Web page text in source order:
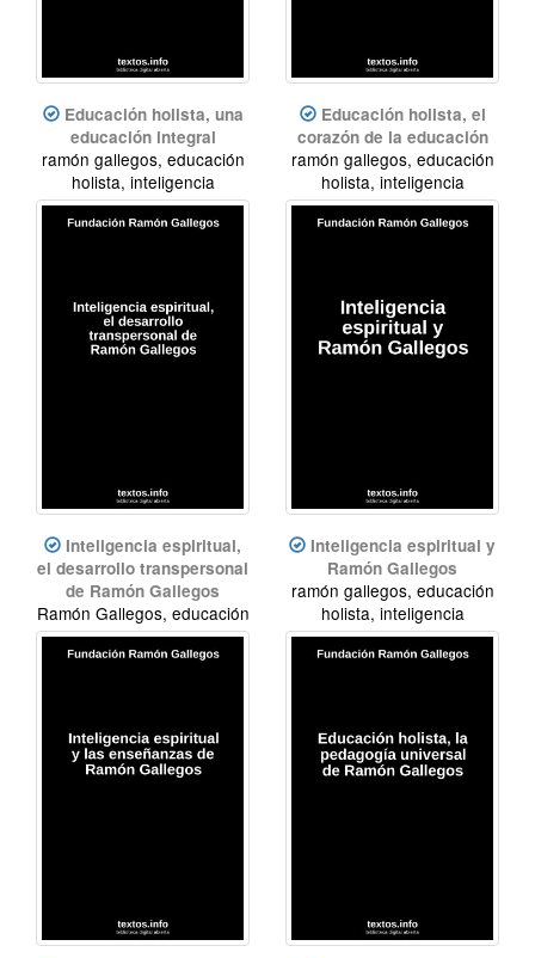
Educación holista, una
educación integral
ramón gallegos, educación
holista, inteligencia
espiritual
Educación holista, el
corazón de la educación
ramón gallegos, educación
holista, inteligencia
espiritual
Inteligencia espiritual,
el desarrollo transpersonal
de Ramón Gallegos
Ramón Gallegos, educación
holista, inteligencia
espiritual
Inteligencia espiritual y
Ramón Gallegos
ramón gallegos, educación
holista, inteligencia
espiritual